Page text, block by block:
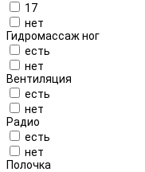
17
нет
Гидромассаж ног
есть
нет
Вентиляция
есть
нет
Радио
есть
нет
Полочка